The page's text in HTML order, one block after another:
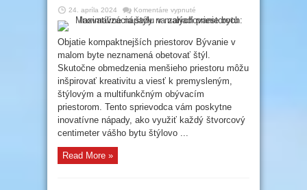
24. apríla 2024 Komentáre vypnuté
Maximalizácia
štýlu
malých
priestoroch:
Inovatívne
nápady
na
zariaďovanie
bytu
Objatie kompaktnejších priestorov Bývanie v
malom byte neznamená obetovať štýl.
Skutočne obmedzenia menšieho priestoru môžu
inšpirovať kreativitu a viesť k premysleným,
štýlovým a multifunkčným obývacím
priestorom. Tento sprievodca vám poskytne
inovatívne nápady, ako využiť každý štvorcový
centimeter vášho bytu štýlovo ...
Read More »